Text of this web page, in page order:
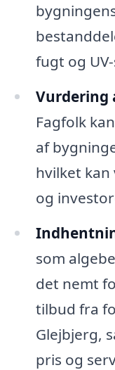
fugt og
Vurdering
Fagfolk
af
hvilket
og
som
det nemt
tilbud fra
Glejbjerg,
pris og